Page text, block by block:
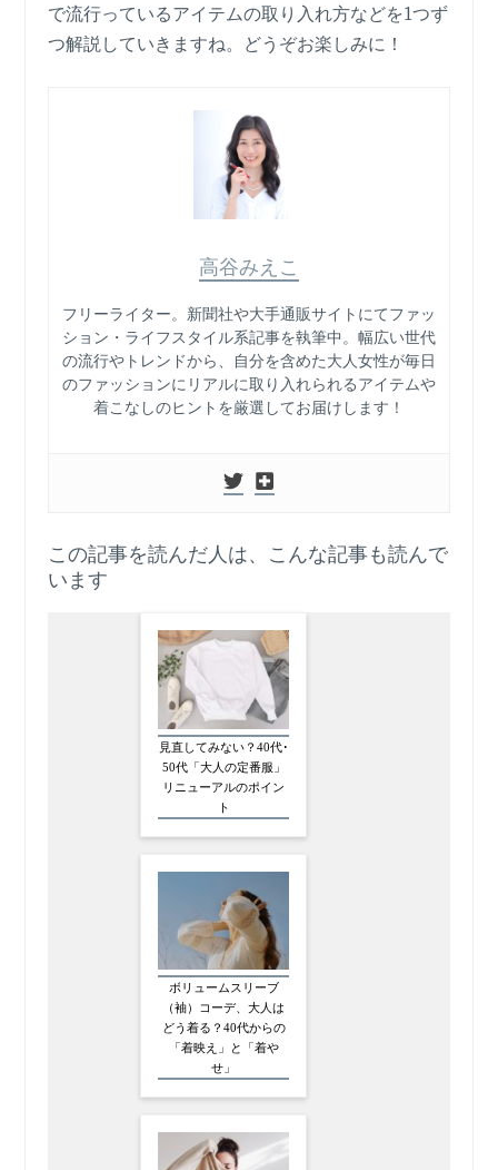
で流行っているアイテムの取り入れ方などを1つず
つ解説していきますね。どうぞお楽しみに！
高谷みえこ
フリーライター。新聞社や大手通販サイトにてファッ
ション・ライフスタイル系記事を執筆中。幅広い世代
の流行やトレンドから、自分を含めた大人女性が毎日
のファッションにリアルに取り入れられるアイテムや
着こなしのヒントを厳選してお届けします！
この記事を読んだ人は、こんな記事も読んで
います
見直してみない？40代･
50代「大人の定番服」
リニューアルのポイン
ト
ボリュームスリーブ
（袖）コーデ、大人は
どう着る？40代からの
「着映え」と「着や
せ」